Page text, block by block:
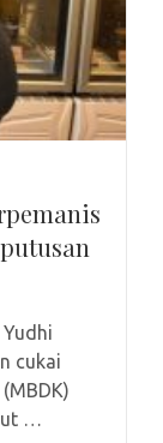
cukai
…